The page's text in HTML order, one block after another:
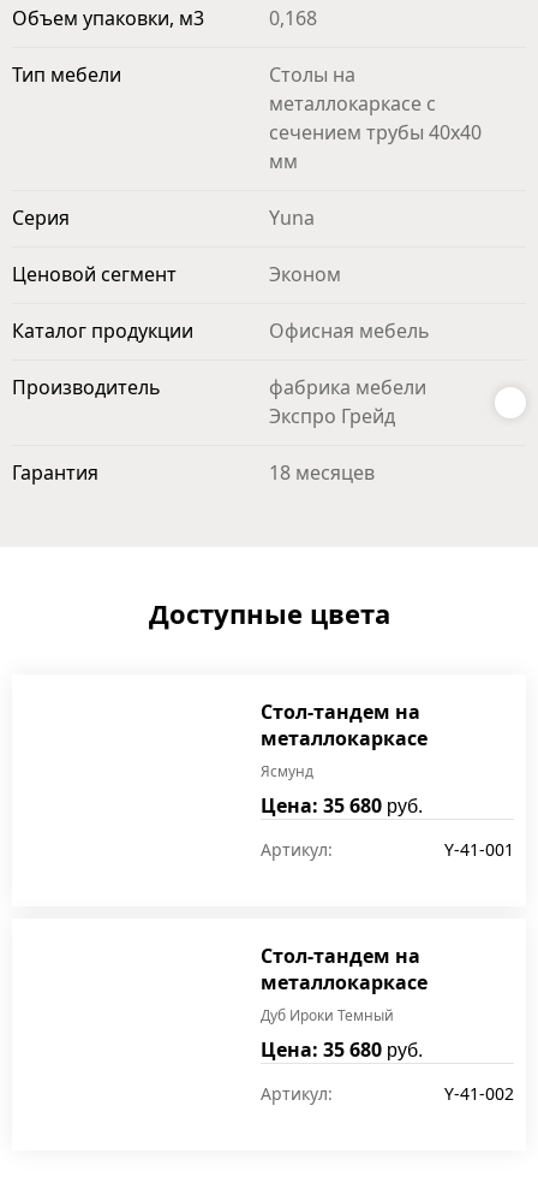
Объем упаковки, м3 0,168
Тип мебели
Столы на
металлокаркасе с
сечением трубы 40х40
мм
Серия Yuna
Ценовой сегмент Эконом
Каталог продукции Офисная мебель
Производитель
фабрика мебели
Экспро Грейд
Гарантия 18 месяцев
Доступные цвета
Стол-тандем на
металлокаркасе
Ясмунд
Цена: 35 680 руб.
Артикул: Y-41-001
Стол-тандем на
металлокаркасе
Дуб Ироки Темный
Цена: 35 680 руб.
Артикул: Y-41-002